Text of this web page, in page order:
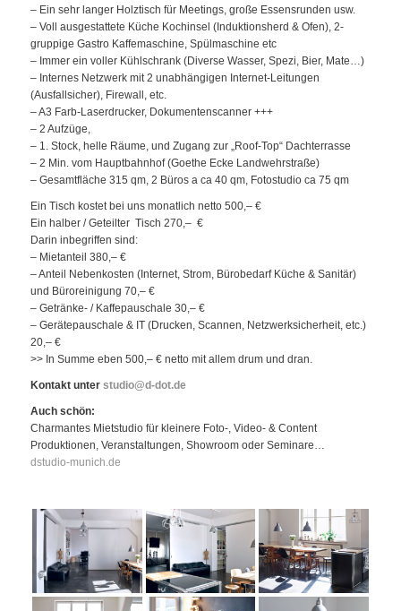
– Ein sehr langer Holztisch für Meetings, große Essensrunden usw.
– Voll ausgestattete Küche Kochinsel (Induktionsherd & Ofen), 2-
gruppige Gastro Kaffemaschine, Spülmaschine etc
– Immer ein voller Kühlschrank (Diverse Wasser, Spezi, Bier, Mate…)
– Internes Netzwerk mit 2 unabhängigen Internet-Leitungen
(Ausfallsicher), Firewall, etc.
– A3 Farb-Laserdrucker, Dokumentenscanner +++
– 2 Aufzüge,
– 1. Stock, helle Räume, und Zugang zur „Roof-Top“ Dachterrasse
– 2 Min. vom Hauptbahnhof (Goethe Ecke Landwehrstraße)
– Gesamtfläche 315 qm, 2 Büros a ca 40 qm, Fotostudio ca 75 qm
Ein Tisch kostet bei uns monatlich netto 500,– €
Ein halber / Geteilter Tisch 270,– €
Darin inbegriffen sind:
– Mietanteil 380,– €
– Anteil Nebenkosten (Internet, Strom, Bürobedarf Küche & Sanitär)
und Büroreinigung 70,– €
– Getränke- / Kaffepauschale 30,– €
– Gerätepauschale & IT (Drucken, Scannen, Netzwerksicherheit, etc.)
20,– €
>> In Summe eben 500,– € netto mit allem drum und dran.
Kontakt unter studio@d-dot.de
Auch schön:
Charmantes Mietstudio für kleinere Foto-, Video- & Content
Produktionen, Veranstaltungen, Showroom oder Seminare…
dstudio-munich.de